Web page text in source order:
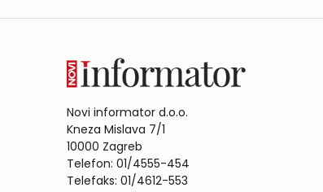
Novi informator d.o.o.
Kneza Mislava 7/1
10000 Zagreb
Telefon: 01/4555-454
Telefaks: 01/4612-553